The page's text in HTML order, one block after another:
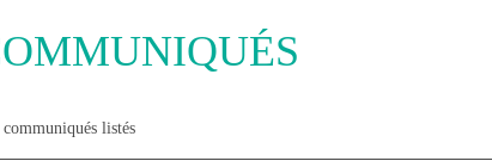
communiqués listés